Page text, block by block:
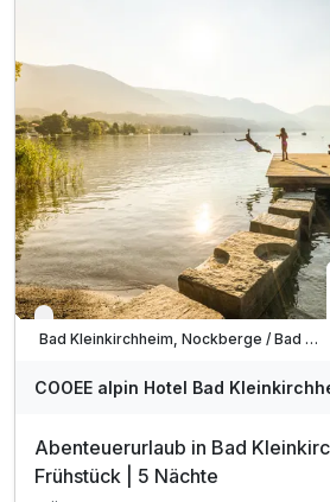
inkl. Parkplatz vor dem Hotel
inkl. W-LAN Nutzung
Verfügbar bis November
Bad Kleinkirchheim, Nockberge / Bad Kleinkirchheim
COOEE alpin Hotel Bad
Abenteuerurlaub in Bad
Frühstück | 5 Nächte